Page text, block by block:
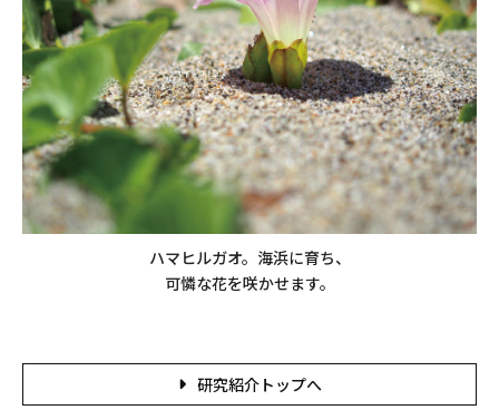
ハマヒルガオ。海浜に育ち、
可憐な花を咲かせます。
研究紹介トップへ